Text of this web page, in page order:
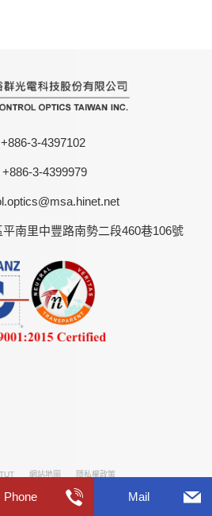
+886-3-4397102
+886-3-4399979
南里中豐路南勢二段460巷106號
網站地圖 隱私權政策
Phone Mail